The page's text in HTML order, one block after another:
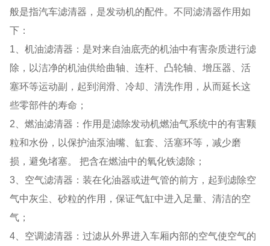
般是指汽车滤清器，是发动机的配件。不同滤清器作用如
下：
1、机油滤清器：是对来自油底壳的机油中有害杂质进行滤
除，以洁净的机油供给曲轴、连杆、凸轮轴、增压器、活
塞环等运动副，起到润滑、冷却、清洗作用，从而延长这
些零部件的寿命；
2、燃油滤清器：作用是滤除发动机燃油气系统中的有害颗
粒和水份，以保护油泵油嘴、缸套、活塞环等，减少磨
损，避免堵塞。 把含在燃油中的氧化铁滤除；
3、空气滤清器：装在化油器或进气管的前方，起到滤除空
气中灰尘、砂粒的作用，保证气缸中进入足量、清洁的空
气；
4、空调滤清器：过滤从外界进入车厢内部的空气使空气的